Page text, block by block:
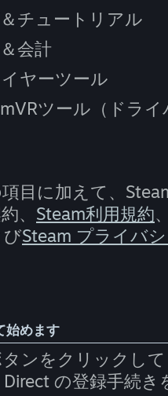
チュートリアル
会計
ヤーツール
ツール（ドラ
項目に加えて、
、 Steam利用規約
びSteam プライバ
始めます
ンをクリックし
Direct の登録手続き